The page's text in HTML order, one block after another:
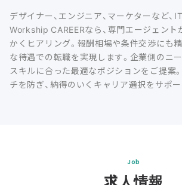
デザイナー、エンジニア、マーケターなど、
Workship CAREERなら、専門エージェン
かくヒアリング。報酬相場や条件交渉にも
な待遇での転職を実現します。企業側のニ
スキルに合った最適なポジションをご提案
チを防ぎ、納得のいくキャリア選択をサポー
Job
求人情報